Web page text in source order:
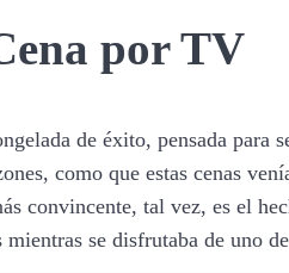
por TV
de éxito, pensada
como que estas cenas
convincente, tal vez, es el
se disfrutaba de uno